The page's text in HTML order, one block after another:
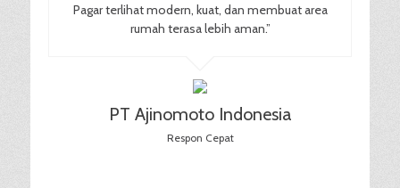
Pagar terlihat modern, kuat, dan membuat area
rumah terasa lebih aman.”
PT Ajinomoto Indonesia
Respon Cepat